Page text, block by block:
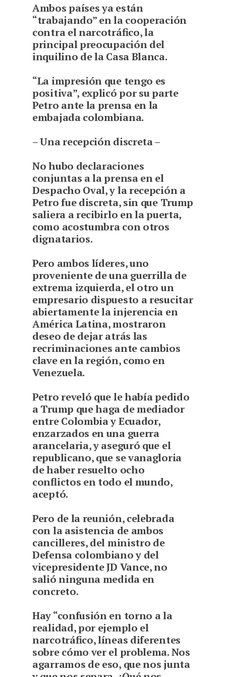
Ambos países ya están
“trabajando” en la cooperación
contra el narcotráfico, la
principal preocupación del
inquilino de la Casa Blanca.
“La impresión que tengo es
positiva”, explicó por su parte
Petro ante la prensa en la
embajada colombiana.
– Una recepción discreta –
No hubo declaraciones
conjuntas a la prensa en el
Despacho Oval, y la recepción a
Petro fue discreta, sin que Trump
saliera a recibirlo en la puerta,
como acostumbra con otros
dignatarios.
Pero ambos líderes, uno
proveniente de una guerrilla de
extrema izquierda, el otro un
empresario dispuesto a resucitar
abiertamente la injerencia en
América Latina, mostraron
deseo de dejar atrás las
recriminaciones ante cambios
clave en la región, como en
Venezuela.
Petro reveló que le había pedido
a Trump que haga de mediador
entre Colombia y Ecuador,
enzarzados en una guerra
arancelaria, y aseguró que el
republicano, que se vanagloria
de haber resuelto ocho
conflictos en todo el mundo,
aceptó.
Pero de la reunión, celebrada
con la asistencia de ambos
cancilleres, del ministro de
Defensa colombiano y del
vicepresidente JD Vance, no
salió ninguna medida en
concreto.
Hay “confusión en torno a la
realidad, por ejemplo el
narcotráfico, líneas diferentes
sobre cómo ver el problema. Nos
agarramos de eso, que nos junta